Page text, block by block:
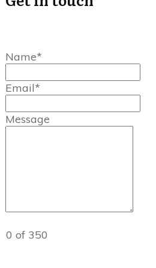
Name*
Email*
Message
0 of 350